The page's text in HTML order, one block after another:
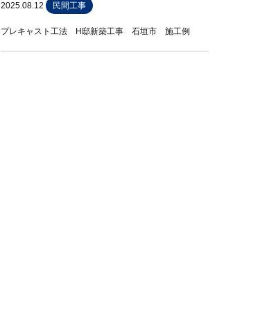
2025.08.12 民間工事
プレキャスト工法 H邸新築工事 石垣市 施工例